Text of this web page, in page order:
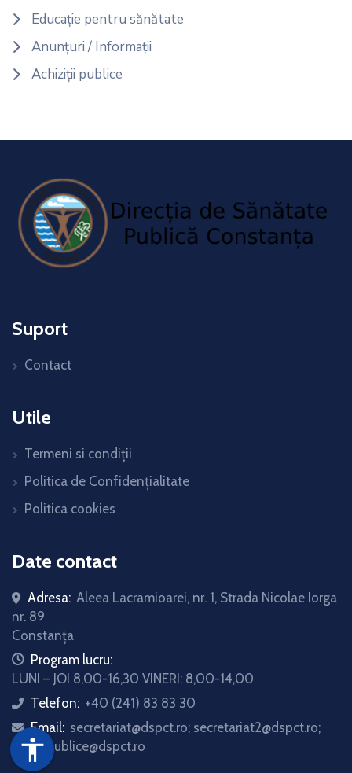
accessibility
Educație pentru sănătate
Anunțuri / Informații
Achiziții publice
Suport
Contact
Utile
Termeni si condiții
Politica de Confidențialitate
Politica cookies
Date contact
Adresa: Aleea Lacramioarei, nr. 1, Strada Nicolae Iorga
nr. 89
Constanța
iconProgram lucru:
LUNI – JOI 8,00-16,30 VINERI: 8,00-14,00
icon
Telefon: +40 (241) 83 83 30
icon
Email: secretariat@dspct.ro; secretariat2@dspct.ro;
relatii.publice@dspct.ro